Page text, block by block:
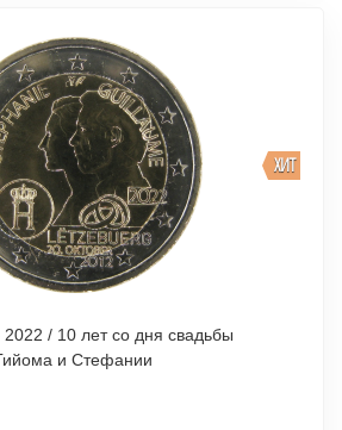
ХИТ
/ 10 лет со дня свадьбы
и Стефании